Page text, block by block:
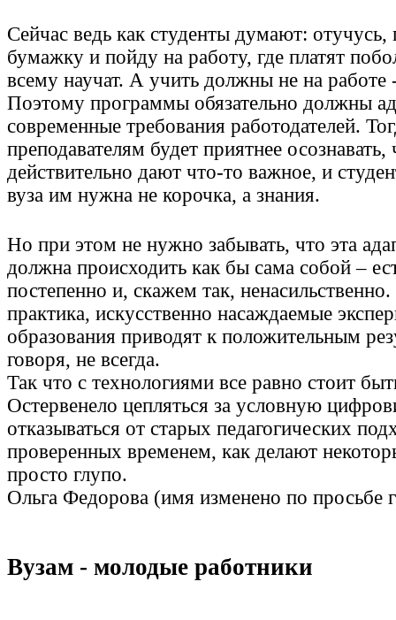
Сейчас ведь как студенты думают: отучусь,
бумажку и пойду на работу, где платят
всему научат. А учить должны не на работе
Поэтому программы обязательно должны
современные требования работодателей.
преподавателям будет приятнее осознавать,
действительно дают что-то важное, и
вуза им нужна не корочка, а знания.
Но при этом не нужно забывать, что эта
должна происходить как бы сама собой –
постепенно и, скажем так,
практика, искусственно насаждаемые
образования приводят к положительным
говоря, не всегда.
Так что с технологиями все равно стоит
Остервенело цепляться за условную
отказываться от старых педагогических
проверенных временем, как делают
просто глупо.
Ольга Федорова (имя изменено по просьбе
Вузам - молодые работники